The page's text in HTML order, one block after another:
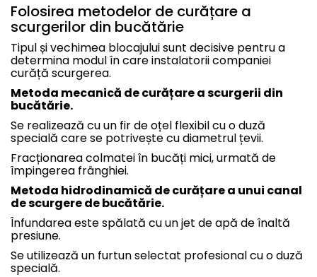
Folosirea metodelor de curățare a
scurgerilor din bucătărie
Tipul și vechimea blocajului sunt decisive pentru a
determina modul în care instalatorii companiei
curăță scurgerea.
Metoda mecanică de curățare a scurgerii din
bucătărie.
Se realizează cu un fir de oțel flexibil cu o duză
specială care se potrivește cu diametrul țevii.
Fracționarea colmatei în bucăți mici, urmată de
împingerea frânghiei.
Metoda hidrodinamică de curățare a unui canal
de scurgere de bucătărie.
Înfundarea este spălată cu un jet de apă de înaltă
presiune.
Se utilizează un furtun selectat profesional cu o duză
specială.